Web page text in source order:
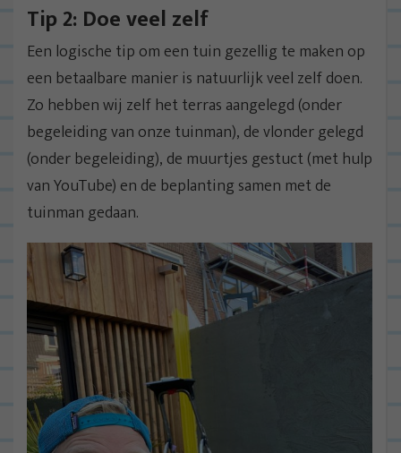
Tip 2: Doe veel zelf
Een logische tip om een tuin gezellig te maken op
een betaalbare manier is natuurlijk veel zelf doen.
Zo hebben wij zelf het terras aangelegd (onder
begeleiding van onze tuinman), de vlonder gelegd
(onder begeleiding), de muurtjes gestuct (met hulp
van YouTube) en de beplanting samen met de
tuinman gedaan.